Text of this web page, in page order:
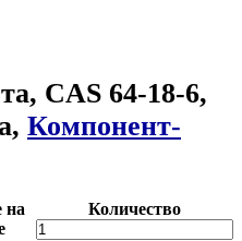
CAS 64-18-6,
Компонент-
на
Количество